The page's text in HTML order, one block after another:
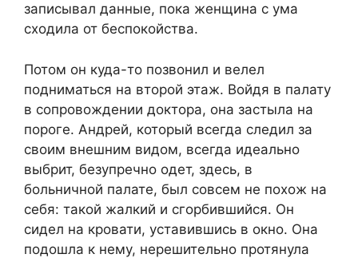
записывал данные, пока женщина с ума
сходила от беспокойства.​
​Потом он куда-то позвонил и велел
подниматься на второй этаж. Войдя в палату
в сопровождении доктора, она застыла на
пороге. Андрей, который всегда следил за
своим внешним видом, всегда идеально
выбрит, безупречно одет, здесь, в
больничной палате, был совсем не похож на
себя: такой жалкий и сгорбившийся. Он
сидел на кровати, уставившись в окно. Она
подошла к нему, нерешительно протянула